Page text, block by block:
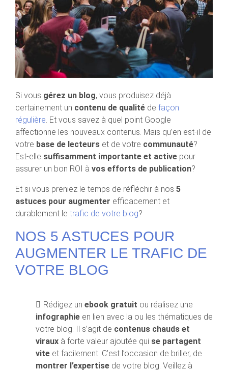
Si vous gérez un blog, vous produisez déjà
certainement un contenu de qualité de façon
régulière . Et vous savez à quel point Google
affectionne les nouveaux contenus. Mais qu’en est-il de
votre base de lecteurs et de votre communauté?
Est-elle suffisamment importante et active pour
assurer un bon ROI à vos efforts de publication?
Et si vous preniez le temps de réfléchir à nos 5
astuces pour augmenter efficacement et
durablement le trafic de votre blog?
NOS 5 ASTUCES POUR
AUGMENTER LE TRAFIC DE
VOTRE BLOG
Rédigez un ebook gratuit ou réalisez une
infographie en lien avec la ou les thématiques de
votre blog. Il s’agit de contenus chauds et
viraux à forte valeur ajoutée qui se partagent
vite et facilement. C’est l’occasion de briller, de
montrer l’expertise de votre blog. Veillez à